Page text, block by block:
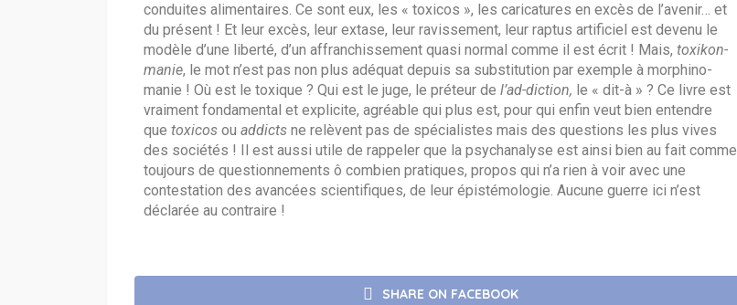
conduites alimentaires. Ce sont eux, les « toxicos », les caricatures en excès de l’avenir… et
du présent ! Et leur excès, leur extase, leur ravissement, leur raptus artificiel est devenu le
modèle d’une liberté, d’un affranchissement quasi normal comme il est écrit ! Mais, toxikon-
manie, le mot n’est pas non plus adéquat depuis sa substitution par exemple à morphino-
manie ! Où est le toxique ? Qui est le juge, le préteur de l’ad-diction, le « dit-à » ? Ce livre est
vraiment fondamental et explicite, agréable qui plus est, pour qui enfin veut bien entendre
que toxicos ou addicts ne relèvent pas de spécialistes mais des questions les plus vives
des sociétés ! Il est aussi utile de rappeler que la psychanalyse est ainsi bien au fait comme
toujours de questionnements ô combien pratiques, propos qui n’a rien à voir avec une
contestation des avancées scientifiques, de leur épistémologie. Aucune guerre ici n’est
déclarée au contraire !
SHARE ON FACEBOOK